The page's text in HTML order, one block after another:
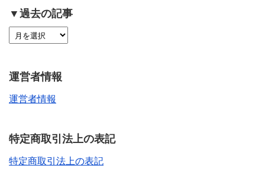
▼過去の記事
運営者情報
運営者情報
特定商取引法上の表記
特定商取引法上の表記